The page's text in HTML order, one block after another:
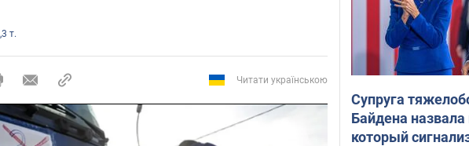
т.
Читати українською
Супруга
Байдена
который